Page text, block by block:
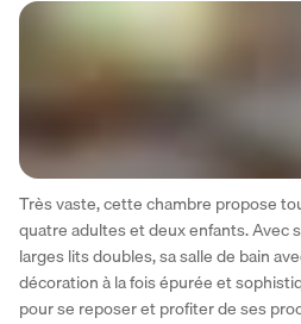
Très vaste, cette chambre propose
quatre adultes et deux enfants. Avec
larges lits doubles, sa salle de bain
décoration à la fois épurée et
pour se reposer et profiter de ses